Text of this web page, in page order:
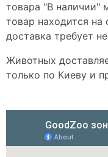
товара "В наличии"
товар находится на
доставка требует
Животных
только по Киеву и